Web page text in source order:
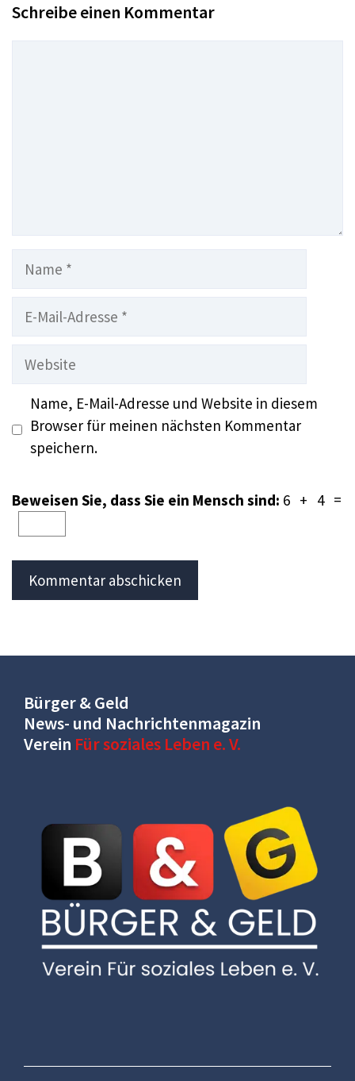
Schreibe einen Kommentar
Name
Website
Name, E-Mail-Adresse und Website in diesem
Browser für meinen nächsten Kommentar
speichern.
Beweisen Sie, dass Sie ein Mensch sind: 6 + 4 =
Bürger & Geld
News- und Nachrichtenmagazin
Verein Für soziales Leben e. V.